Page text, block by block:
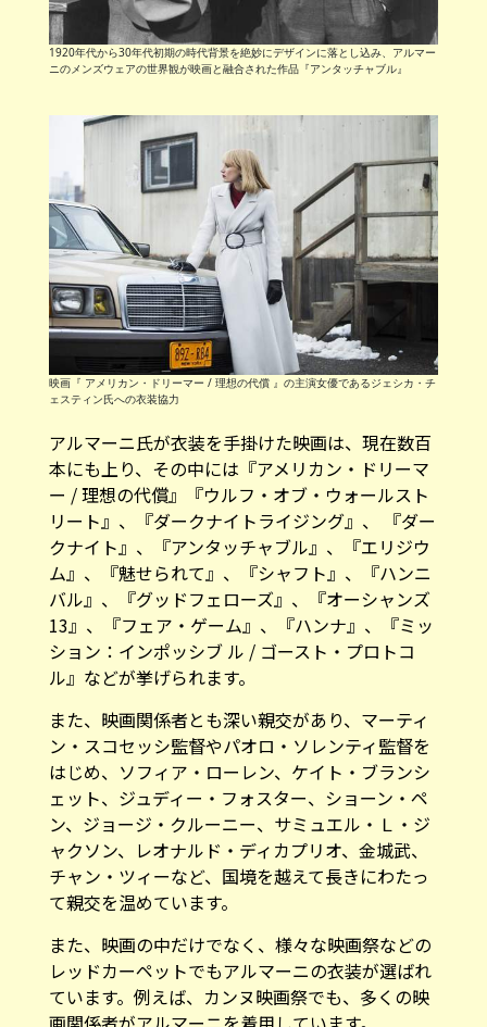
1920年代から30年代初期の時代背景を絶妙にデザインに落とし込み、アルマー
ニのメンズウェアの世界観が映画と融合された作品『アンタッチャブル』
映画『 アメリカン・ドリーマー / 理想の代償 』の主演女優であるジェシカ・チ
ェスティン氏への衣装協力
アルマーニ氏が衣装を手掛けた映画は、現在数百
本にも上り、その中には『アメリカン・ドリーマ
ー / 理想の代償』『ウルフ・オブ・ウォールスト
リート』、『ダークナイトライジング』、 『ダー
クナイト』、『アンタッチャブル』、『エリジウ
ム』、『魅せられて』、『シャフト』、『ハンニ
バル』、『グッドフェローズ』、『オーシャンズ
13』、『フェア・ゲーム』、『ハンナ』、『ミッ
ション：インポッシブ ル / ゴースト・プロトコ
ル』などが挙げられます。
また、映画関係者とも深い親交があり、マーティ
ン・スコセッシ監督やパオロ・ソレンティ監督を
はじめ、ソフィア・ローレン、ケイト・ブランシ
ェット、ジュディー・フォスター、ショーン・ペ
ン、ジョージ・クルーニー、サミュエル・Ｌ・ジ
ャクソン、レオナルド・ディカプリオ、金城武、
チャン・ツィーなど、国境を越えて長きにわたっ
て親交を温めています。
また、映画の中だけでなく、様々な映画祭などの
レッドカーペットでもアルマーニの衣装が選ばれ
ています。例えば、カンヌ映画祭でも、多くの映